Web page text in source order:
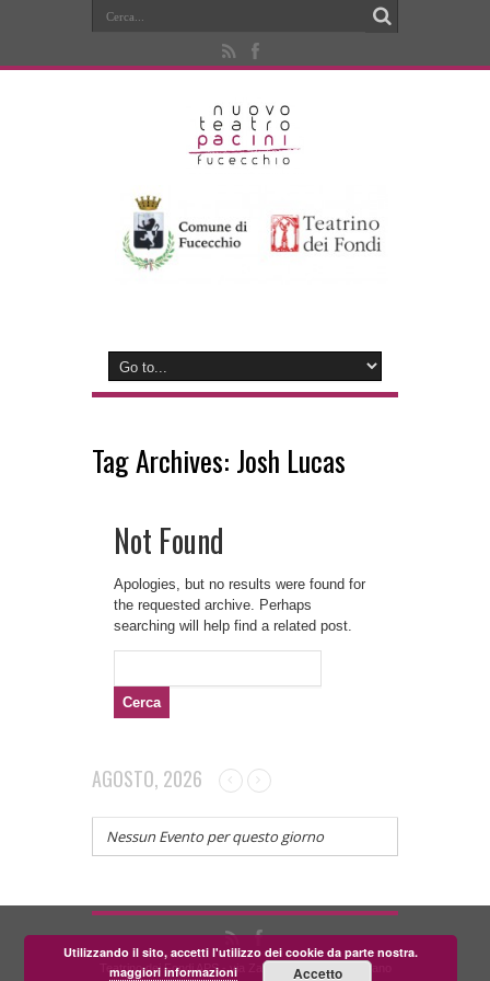
Tag Archives: Josh Lucas
Not Found
Apologies, but no results were found for
the requested archive. Perhaps
searching will help find a related post.
AGOSTO, 2026
Nessun Evento per questo giorno
Teatrino dei Fondi APS - via Zara, 58 56024 Corazzano
Utilizzando il sito, accetti l'utilizzo dei cookie da parte nostra.
maggiori informazioni
Accetto